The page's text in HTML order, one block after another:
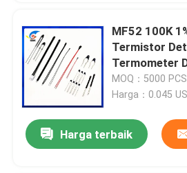
MF52 100K
Termistor
Termometer
MOQ：5000 PCS
Harga：0.045
Harga terbaik